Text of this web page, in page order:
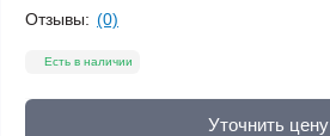
Отзывы: (0)
Есть в наличии
Уточнить цену